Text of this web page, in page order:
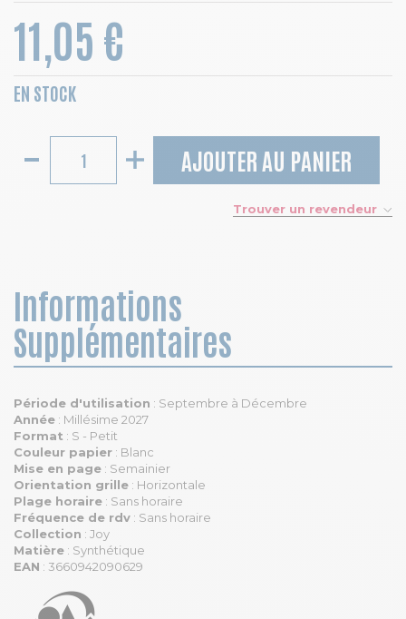
11,05 €
EN STOCK
AJOUTER AU PANIER
Trouver un revendeur
Informations
Supplémentaires
Période d'utilisation : Septembre à Décembre
Année : Millésime 2027
Format : S - Petit
Couleur papier : Blanc
Mise en page : Semainier
Orientation grille : Horizontale
Plage horaire : Sans horaire
Fréquence de rdv : Sans horaire
Collection : Joy
Matière : Synthétique
EAN : 3660942090629